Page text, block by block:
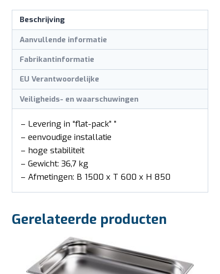
aantal
Beschrijving
Aanvullende informatie
Fabrikantinformatie
EU Verantwoordelijke
Veiligheids- en waarschuwingen
– Levering in “flat-pack” ”
– eenvoudige installatie
– hoge stabiliteit
– Gewicht: 36,7 kg
– Afmetingen: B 1500 x T 600 x H 850
Gerelateerde producten